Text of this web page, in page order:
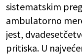
sistematskim
ambulatorno
jest,
pritiska. U